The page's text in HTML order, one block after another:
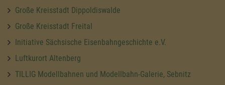
Große Kreisstadt Dippoldiswalde
Große Kreisstadt Freital
Initiative Sächsische Eisenbahngeschichte e.V.
Luftkurort Altenberg
TILLIG Modellbahnen und Modellbahn-Galerie, Sebnitz